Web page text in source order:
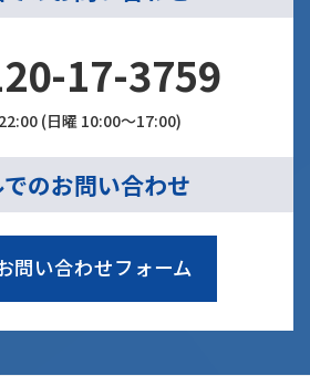
17-3759
(日曜 10:00～17:00)
のお問い合わせ
問い合わせフォーム